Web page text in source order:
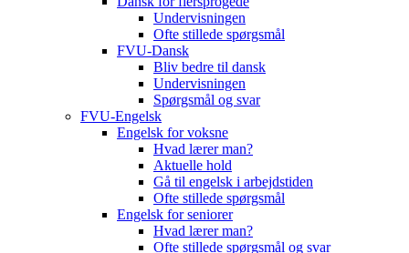
Undervisningen
Ofte stillede spørgsmål
FVU-Dansk
Bliv bedre til dansk
Undervisningen
Spørgsmål og svar
FVU-Engelsk
Engelsk for voksne
Hvad lærer man?
Aktuelle hold
Gå til engelsk i arbejdstiden
Ofte stillede spørgsmål
Engelsk for seniorer
Hvad lærer man?
Ofte stillede spørgsmål og svar